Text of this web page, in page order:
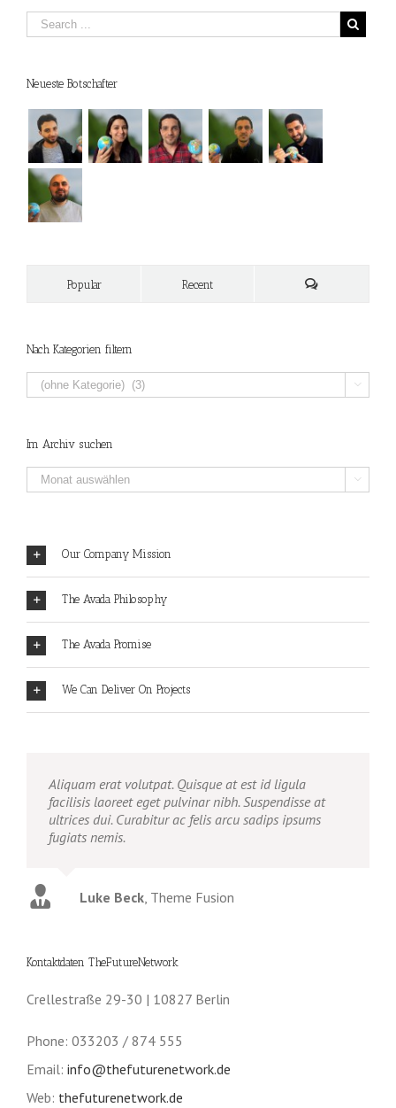
Neueste Botschafter
Popular Recent
Nach Kategorien filtern
Nach
filtern

Im Archiv suchen

Our Company Mission
The Avada Philosophy
The Avada Promise
We Can Deliver On Projects
Aliquam erat volutpat. Quisque at est id ligula
facilisis laoreet eget pulvinar nibh. Suspendisse at
ultrices dui. Curabitur ac felis arcu sadips ipsums
fugiats nemis.
Luke Beck, Theme Fusion
Kontaktdaten TheFutureNetwork
Crellestraße 29-30 | 10827 Berlin
Phone: 033203 / 874 555
Email: info@thefuturenetwork.de
Web: thefuturenetwork.de